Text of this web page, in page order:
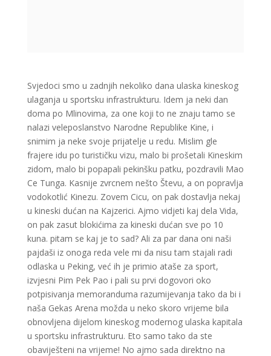
Svjedoci smo u zadnjih nekoliko dana ulaska kineskog
ulaganja u sportsku infrastrukturu. Idem ja neki dan
doma po Mlinovima, za one koji to ne znaju tamo se
nalazi veleposlanstvo Narodne Republike Kine, i
snimim ja neke svoje prijatelje u redu. Mislim gle
frajere idu po turističku vizu, malo bi prošetali Kineskim
zidom, malo bi popapali pekinšku patku, pozdravili Mao
Ce Tunga. Kasnije zvrcnem nešto Števu, a on popravlja
vodokotlić Kinezu. Zovem Cicu, on pak dostavlja nekaj
u kineski dućan na Kajzerici. Ajmo vidjeti kaj dela Vida,
on pak zasut blokićima za kineski dućan sve po 10
kuna. pitam se kaj je to sad? Ali za par dana oni naši
pajdaši iz onoga reda vele mi da nisu tam stajali radi
odlaska u Peking, već ih je primio ataše za sport,
izvjesni Pim Pek Pao i pali su prvi dogovori oko
potpisivanja memoranduma razumijevanja tako da bi i
naša Gekas Arena možda u neko skoro vrijeme bila
obnovljena dijelom kineskog modernog ulaska kapitala
u sportsku infrastrukturu. Eto samo tako da ste
obaviješteni na vrijeme! No ajmo sada direktno na